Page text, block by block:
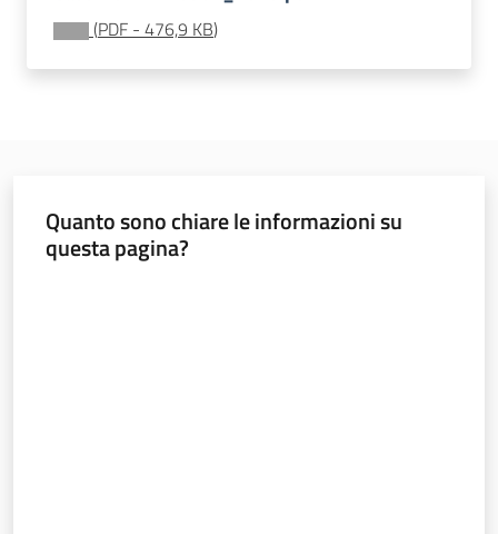
prevenzione
vigilanza
sicurezza
(PDF - 476,9 KB)
Quanto sono chiare le informazioni su
questa pagina?